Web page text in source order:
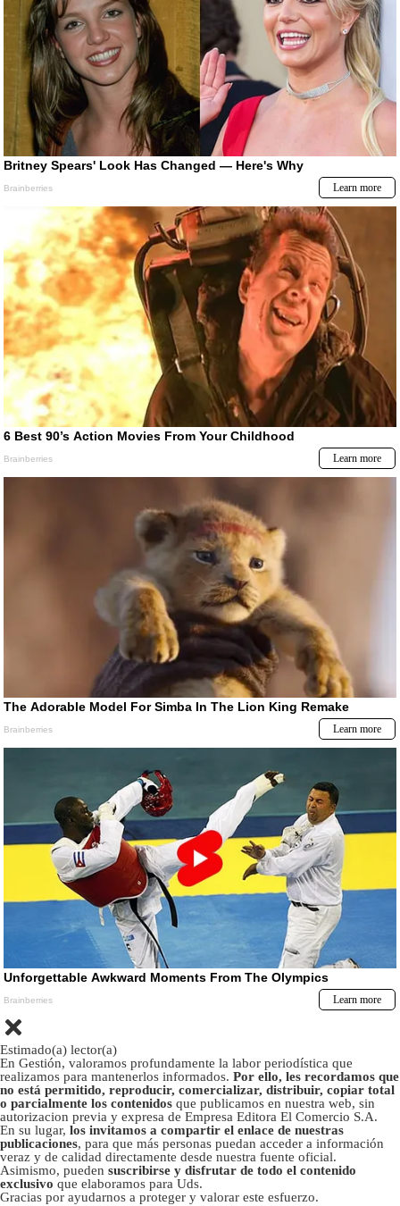
Estimado(a) lector(a)
En Gestión, valoramos profundamente la labor periodística que
realizamos para mantenerlos informados. Por ello, les recordamos que
no está permitido, reproducir, comercializar, distribuir, copiar total
o parcialmente los contenidos que publicamos en nuestra web, sin
autorizacion previa y expresa de Empresa Editora El Comercio S.A.
En su lugar, los invitamos a compartir el enlace de nuestras
publicaciones, para que más personas puedan acceder a información
veraz y de calidad directamente desde nuestra fuente oficial.
Asimismo, pueden suscribirse y disfrutar de todo el contenido
exclusivo que elaboramos para Uds.
Gracias por ayudarnos a proteger y valorar este esfuerzo.